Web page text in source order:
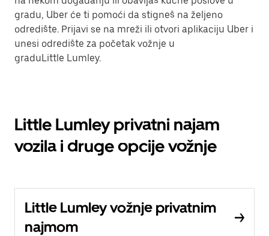
gradu, Uber će ti pomoći da stigneš na željeno
odredište. Prijavi se na mreži ili otvori aplikaciju Uber i
unesi odredište za početak vožnje u
graduLittle Lumley.
Little Lumley privatni najam
vozila i druge opcije vožnje
Little Lumley vožnje privatnim
najmom